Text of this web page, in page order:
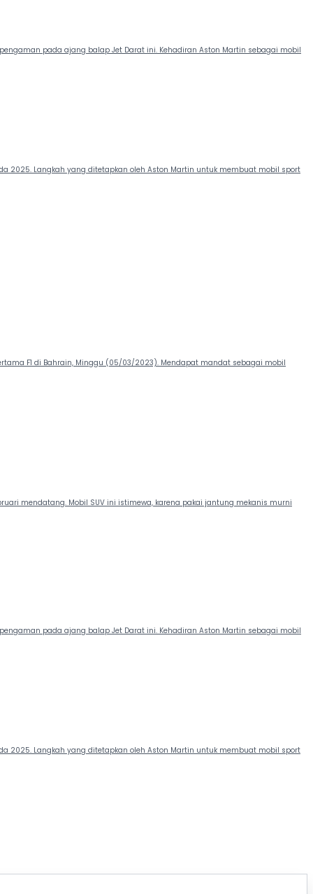
pada ajang balap Jet Darat ini. Kehadiran Aston Martin sebagai mobil
2025. Langkah yang ditetapkan oleh Aston Martin untuk membuat mobil sport
F1 di Bahrain, Minggu (05/03/2023). Mendapat mandat sebagai mobil
mendatang. Mobil SUV ini istimewa, karena pakai jantung mekanis murni
pada ajang balap Jet Darat ini. Kehadiran Aston Martin sebagai mobil
2025. Langkah yang ditetapkan oleh Aston Martin untuk membuat mobil sport